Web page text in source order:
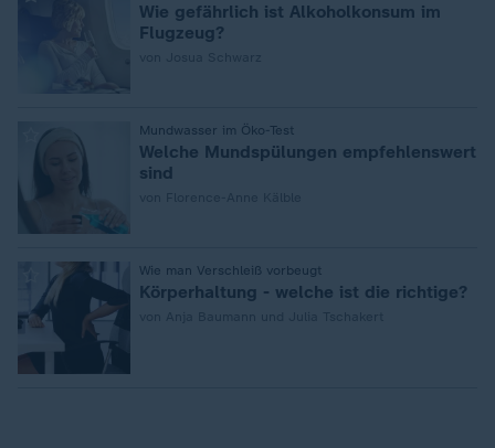
Wie gefährlich ist Alkoholkonsum im
Flugzeug?
Mundwasser im Öko-Test
Welche Mundspülungen empfehlenswert
sind
Wie man Verschleiß vorbeugt
Körperhaltung - welche ist die richtige?